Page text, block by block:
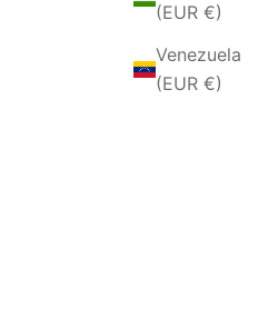
(EUR €)
Venezuela
(EUR €)